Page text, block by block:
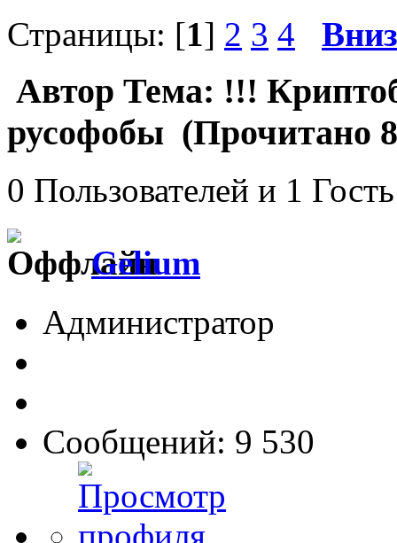
Страницы: [1] 2 3 4 Вниз
Автор Тема: !!!
русофобы (Прочитано
0 Пользователей и 1
Gelium
Администратор
Сообщений: 9 530